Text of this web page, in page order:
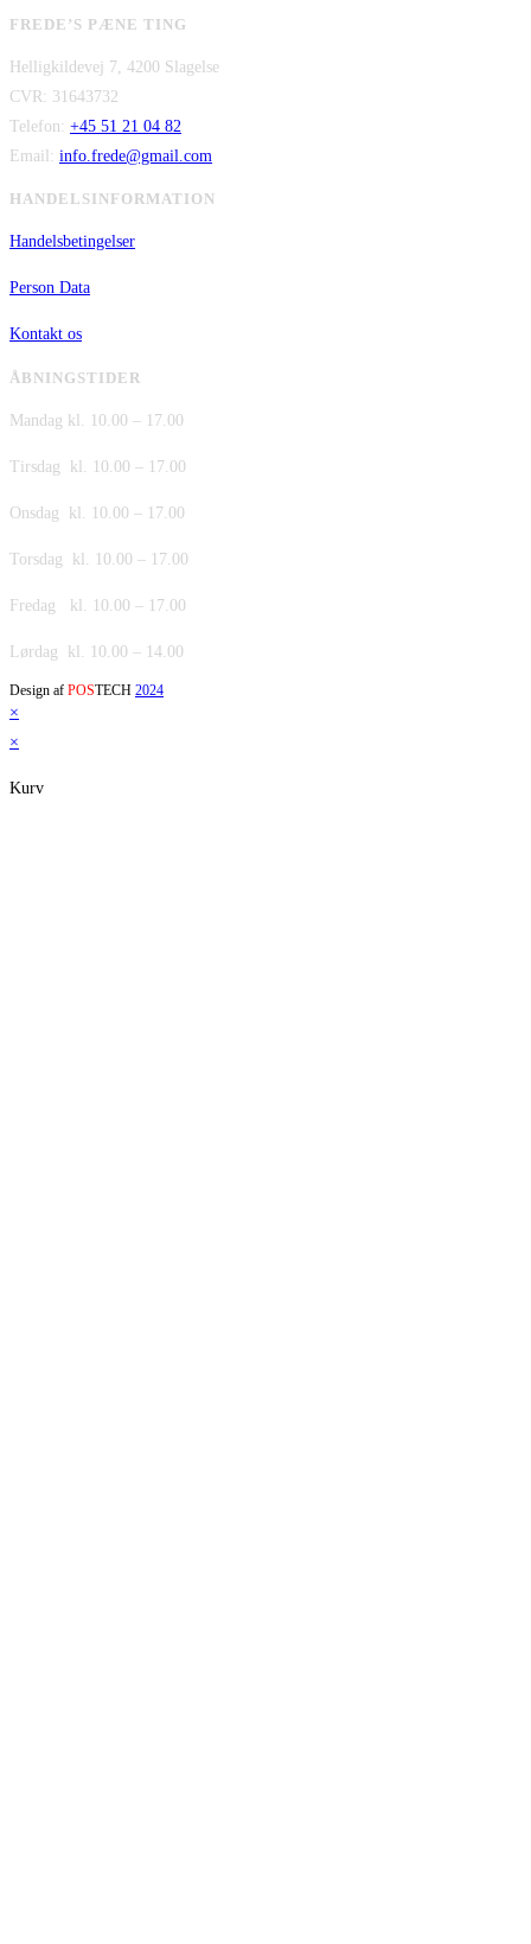
var:
er:
FREDE’S PÆNE TING
Helligkildevej 7, 4200 Slagelse
CVR: 31643732
Telefon: +45 51 21 04 82
Email: info.frede@gmail.com
HANDELSINFORMATION
Handelsbetingelser
Person Data
Kontakt os
ÅBNINGSTIDER
Mandag kl. 10.00 – 17.00
Tirsdag kl. 10.00 – 17.00
Onsdag kl. 10.00 – 17.00
Torsdag kl. 10.00 – 17.00
Fredag kl. 10.00 – 17.00
Lørdag kl. 10.00 – 14.00
Design af POSTECH 2024
×
×
Kurv